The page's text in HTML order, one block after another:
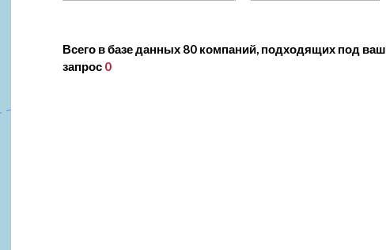
Всего в базе данных 80 компаний, подходящих под ваш
запрос 0